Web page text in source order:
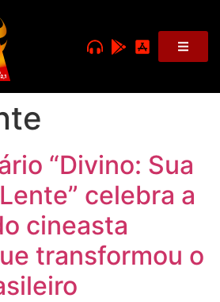
“Divino: Sua
celebra a
cineasta
transformou o